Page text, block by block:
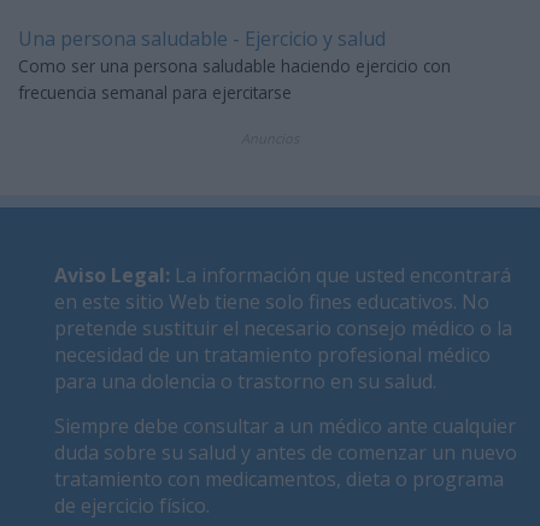
Una persona saludable - Ejercicio y salud
Como ser una persona saludable haciendo ejercicio con
frecuencia semanal para ejercitarse
Aviso Legal: La información que usted encontrará
en este sitio Web tiene solo fines educativos. No
pretende sustituir el necesario consejo médico o la
necesidad de un tratamiento profesional médico
para una dolencia o trastorno en su salud.
Siempre debe consultar a un médico ante cualquier
duda sobre su salud y antes de comenzar un nuevo
tratamiento con medicamentos, dieta o programa
de ejercicio físico.